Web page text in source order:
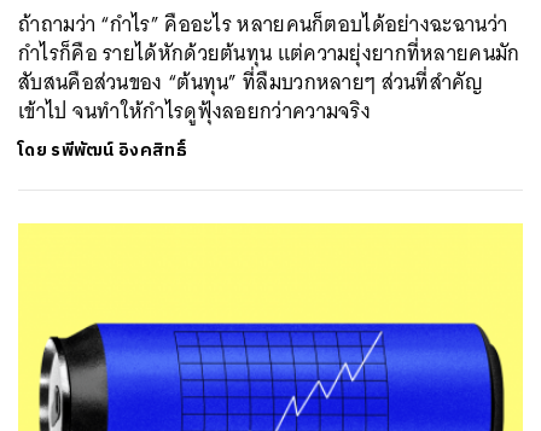
ถ้าถามว่า “กำไร” คืออะไร หลายคนก็ตอบได้อย่างฉะฉานว่า
กำไรก็คือ รายได้หักด้วยต้นทุน แต่ความยุ่งยากที่หลายคนมัก
สับสนคือส่วนของ “ต้นทุน” ที่ลืมบวกหลายๆ ส่วนที่สำคัญ
เข้าไป จนทำให้กำไรดูฟุ้งลอยกว่าความจริง
โดย รพีพัฒน์ อิงคสิทธิ์